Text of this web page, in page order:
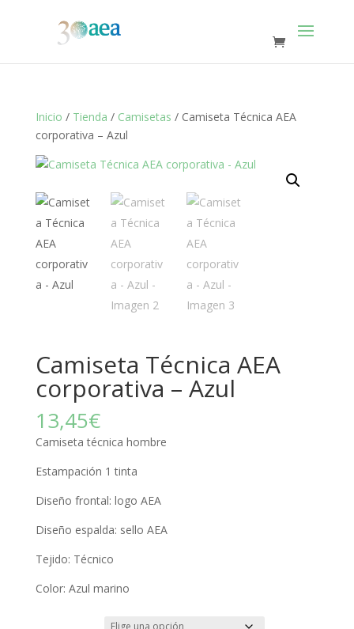
Inicio / Tienda / Camisetas / Camiseta Técnica AEA
corporativa – Azul
Camiseta Técnica AEA
corporativa – Azul
13,45€
Camiseta técnica hombre
Estampación 1 tinta
Diseño frontal: logo AEA
Diseño espalda: sello AEA
Tejido: Técnico
Color: Azul marino